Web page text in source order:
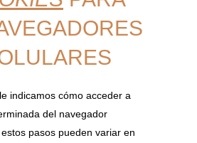
indicamos cómo acceder a
del navegador
estos pasos pueden variar en